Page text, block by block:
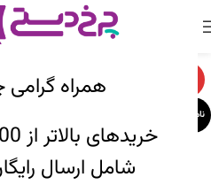
همراه
شامل ارسال
ناموجود